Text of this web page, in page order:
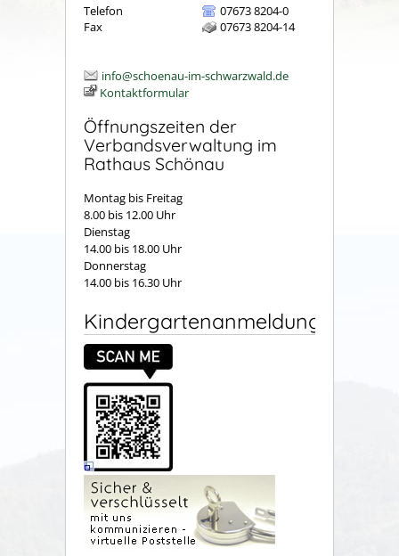
Telefon
07673 8204-0
Fax
07673 8204-14
info@schoenau-im-schwarzwald.de
Kontaktformular
Öffnungszeiten der
Verbandsverwaltung im
Rathaus Schönau
Montag bis Freitag
8.00 bis 12.00 Uhr
Dienstag
14.00 bis 18.00 Uhr
Donnerstag
14.00 bis 16.30 Uhr
Kindergartenanmeldung